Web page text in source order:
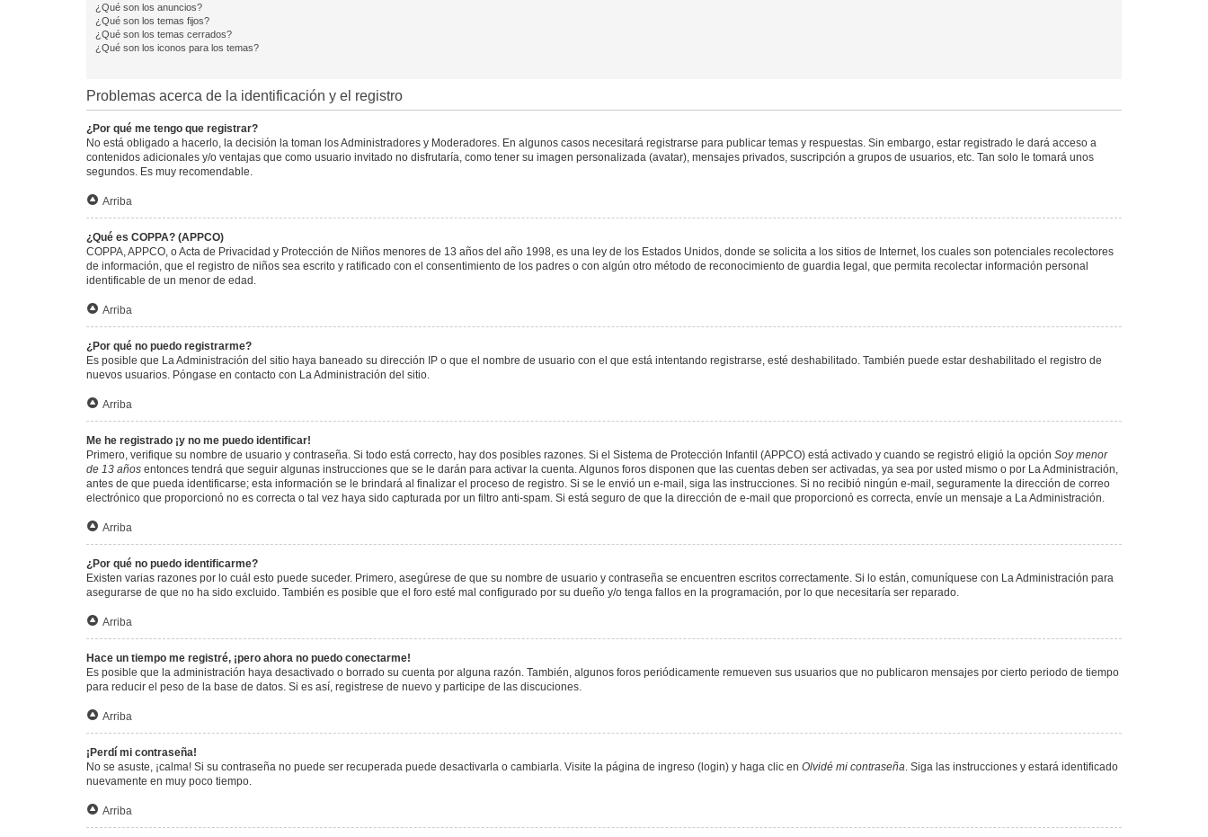
¿Qué son los anuncios?
¿Qué son los temas fijos?
¿Qué son los temas cerrados?
¿Qué son los iconos para los temas?
Problemas acerca de la identificación y el registro
¿Por qué me tengo que registrar?
No está obligado a hacerlo, la decisión la toman los Administradores y Moderadores. En algunos casos necesitará registrarse para publicar temas y respuestas. Sin embargo, estar registrado le dará acceso a
contenidos adicionales y/o ventajas que como usuario invitado no disfrutaría, como tener su imagen personalizada (avatar), mensajes privados, suscripción a grupos de usuarios, etc. Tan solo le tomará unos
segundos. Es muy recomendable.
Arriba
¿Qué es COPPA? (APPCO)
COPPA, APPCO, o Acta de Privacidad y Protección de Niños menores de 13 años del año 1998, es una ley de los Estados Unidos, donde se solicita a los sitios de Internet, los cuales son potenciales recolectores
de información, que el registro de niños sea escrito y ratificado con el consentimiento de los padres o con algún otro método de reconocimiento de guardia legal, que permita recolectar información personal
identificable de un menor de edad.
Arriba
¿Por qué no puedo registrarme?
Es posible que La Administración del sitio haya baneado su dirección IP o que el nombre de usuario con el que está intentando registrarse, esté deshabilitado. También puede estar deshabilitado el registro de
nuevos usuarios. Póngase en contacto con La Administración del sitio.
Arriba
Me he registrado ¡y no me puedo identificar!
Primero, verifique su nombre de usuario y contraseña. Si todo está correcto, hay dos posibles razones. Si el Sistema de Protección Infantil (APPCO) está activado y cuando se registró eligió la opción Soy menor
de 13 años entonces tendrá que seguir algunas instrucciones que se le darán para activar la cuenta. Algunos foros disponen que las cuentas deben ser activadas, ya sea por usted mismo o por La Administración,
antes de que pueda identificarse; esta información se le brindará al finalizar el proceso de registro. Si se le envió un e-mail, siga las instrucciones. Si no recibió ningún e-mail, seguramente la dirección de correo
electrónico que proporcionó no es correcta o tal vez haya sido capturada por un filtro anti-spam. Si está seguro de que la dirección de e-mail que proporcionó es correcta, envíe un mensaje a La Administración.
Arriba
¿Por qué no puedo identificarme?
Existen varias razones por lo cuál esto puede suceder. Primero, asegúrese de que su nombre de usuario y contraseña se encuentren escritos correctamente. Si lo están, comuníquese con La Administración para
asegurarse de que no ha sido excluido. También es posible que el foro esté mal configurado por su dueño y/o tenga fallos en la programación, por lo que necesitaría ser reparado.
Arriba
Hace un tiempo me registré, ¡pero ahora no puedo conectarme!
Es posible que la administración haya desactivado o borrado su cuenta por alguna razón. También, algunos foros periódicamente remueven sus usuarios que no publicaron mensajes por cierto periodo de tiempo
para reducir el peso de la base de datos. Si es así, registrese de nuevo y participe de las discuciones.
Arriba
¡Perdí mi contraseña!
No se asuste, ¡calma! Si su contraseña no puede ser recuperada puede desactivarla o cambiarla. Visite la página de ingreso (login) y haga clic en Olvidé mi contraseña. Siga las instrucciones y estará identificado
nuevamente en muy poco tiempo.
Arriba